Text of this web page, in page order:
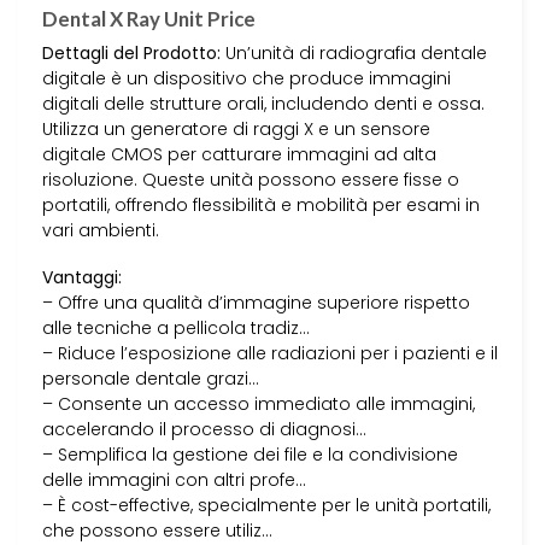
Dental X Ray Unit Price
Dettagli del Prodotto: Un’unità di radiografia dentale
digitale è un dispositivo che produce immagini
digitali delle strutture orali, includendo denti e ossa.
Utilizza un generatore di raggi X e un sensore
digitale CMOS per catturare immagini ad alta
risoluzione. Queste unità possono essere fisse o
portatili, offrendo flessibilità e mobilità per esami in
vari ambienti.
Vantaggi:
– Offre una qualità d’immagine superiore rispetto
alle tecniche a pellicola tradiz…
– Riduce l’esposizione alle radiazioni per i pazienti e il
personale dentale grazi…
– Consente un accesso immediato alle immagini,
accelerando il processo di diagnosi…
– Semplifica la gestione dei file e la condivisione
delle immagini con altri profe…
– È cost-effective, specialmente per le unità portatili,
che possono essere utiliz…